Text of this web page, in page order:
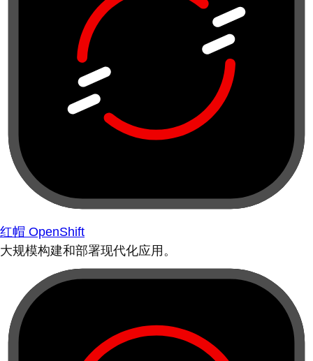
红帽 OpenShift
大规模构建和部署现代化应用。